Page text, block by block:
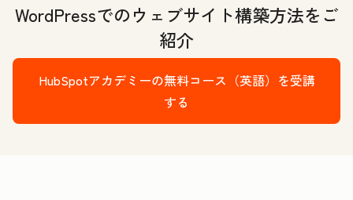
WordPressでのウェブサイト構築方法をご
紹介
HubSpotアカデミーの無料コース（英語）を受講
する